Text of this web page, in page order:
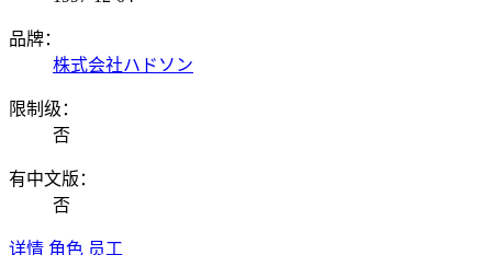
品牌：
株式会社ハドソン
限制级：
否
有中文版：
否
详情 角色 员工